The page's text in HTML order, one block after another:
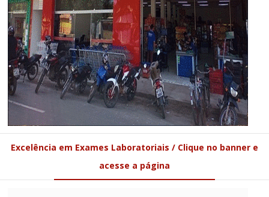
Excelência em Exames Laboratoriais / Clique no banner e
acesse a página